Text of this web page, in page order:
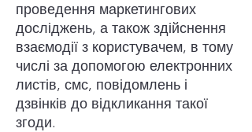
проведення маркетингових
досліджень, а також здійснення
взаємодії з користувачем, в тому
числі за допомогою електронних
листів, смс, повідомлень і
дзвінків до відкликання такої
згоди.